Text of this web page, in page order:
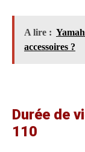
A lire :
accessoires ?
Durée de
110